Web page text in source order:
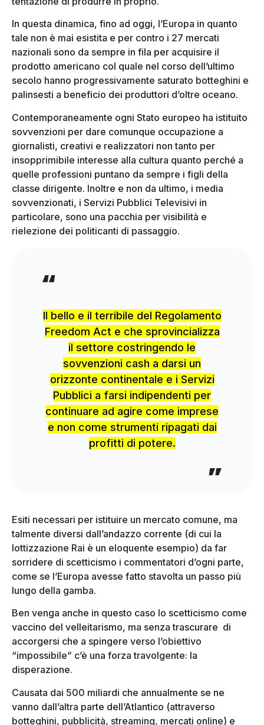
In questa dinamica, fino ad oggi, l’Europa in quanto
tale non è mai esistita e per contro i 27 mercati
nazionali sono da sempre in fila per acquisire il
prodotto americano col quale nel corso dell’ultimo
secolo hanno progressivamente saturato botteghini e
palinsesti a beneficio dei produttori d’oltre oceano.
Contemporaneamente ogni Stato europeo ha istituito
sovvenzioni per dare comunque occupazione a
giornalisti, creativi e realizzatori non tanto per
insopprimibile interesse alla cultura quanto perché a
quelle professioni puntano da sempre i figli della
classe dirigente. Inoltre e non da ultimo, i media
sovvenzionati, i Servizi Pubblici Televisivi in
particolare, sono una pacchia per visibilità e
rielezione dei politicanti di passaggio.
Il bello e il terribile del Regolamento
Freedom Act e che sprovincializza
il settore costringendo le
sovvenzioni cash a darsi un
orizzonte continentale e i Servizi
Pubblici a farsi indipendenti per
continuare ad agire come imprese
e non come strumenti ripagati dai
profitti di potere.
Esiti necessari per istituire un mercato comune, ma
talmente diversi dall’andazzo corrente (di cui la
lottizzazione Rai è un eloquente esempio) da far
sorridere di scetticismo i commentatori d’ogni parte,
come se l’Europa avesse fatto stavolta un passo più
lungo della gamba.
Ben venga anche in questo caso lo scetticismo come
vaccino del velleitarismo, ma senza trascurare di
accorgersi che a spingere verso l’obiettivo
“impossibile” c’è una forza travolgente: la
disperazione.
Causata dai 500 miliardi che annualmente se ne
vanno dall’altra parte dell’Atlantico (attraverso
botteghini, pubblicità, streaming, mercati online) e